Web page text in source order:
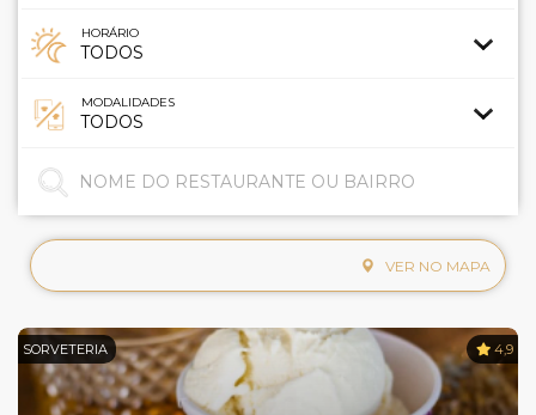
HORÁRIO
MODALIDADES
VER NO MAPA
SORVETERIA 4,9